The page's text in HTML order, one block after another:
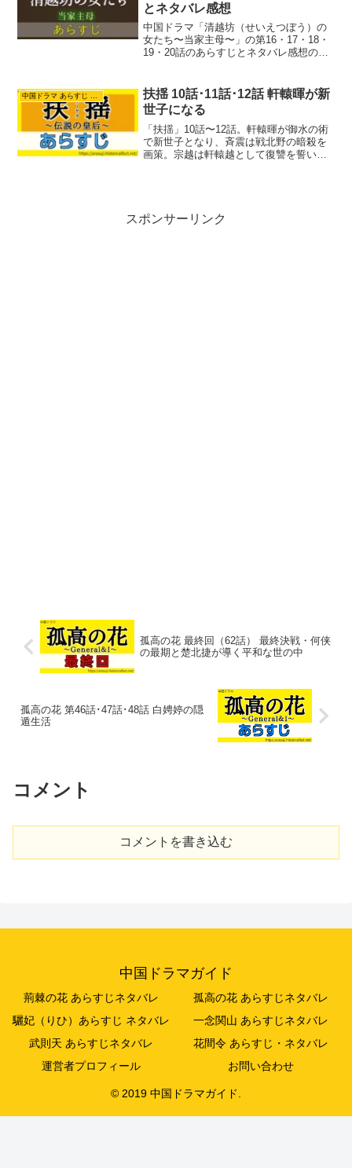
とネタバレ感想
中国ドラマ「清越坊（せいえつぼう）の
女たち〜当家主母〜」の第16・17・18・
19・20話のあらすじとネタバレ感想の紹
沈翠喜に魏良弓に会いに来るように懇願
しました。そこ...
中国ドラマ あらすじ ネタバレ
扶揺 10話･11話･12話 軒轅暉が新
世子になる
「扶揺」10話〜12話。軒轅暉が御水の術
で新世子となり、斉震は戦北野の暗殺を
画策。宗越は軒轅越として復讐を誓い、
スポンサーリンク
孤高の花 最終回（62話） 最終決戦・何侠
の最期と楚北捷が導く平和な世の中
孤高の花 第46話･47話･48話 白娉婷の隠
遁生活
コメント
コメントを書き込む
中国ドラマガイド
荊棘の花 あらすじネタバレ
孤高の花 あらすじネタバレ
驪妃（りひ）あらすじ ネタバレ
一念関山 あらすじネタバレ
武則天 あらすじネタバレ
花間令 あらすじ・ネタバレ
運営者プロフィール
お問い合わせ
© 2019 中国ドラマガイド.